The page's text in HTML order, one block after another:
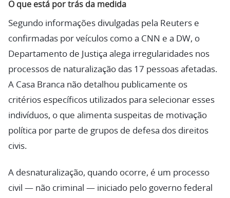
O que está por trás da medida
Segundo informações divulgadas pela Reuters e
confirmadas por veículos como a CNN e a DW, o
Departamento de Justiça alega irregularidades nos
processos de naturalização das 17 pessoas afetadas.
A Casa Branca não detalhou publicamente os
critérios específicos utilizados para selecionar esses
indivíduos, o que alimenta suspeitas de motivação
política por parte de grupos de defesa dos direitos
civis.
A desnaturalização, quando ocorre, é um processo
civil — não criminal — iniciado pelo governo federal